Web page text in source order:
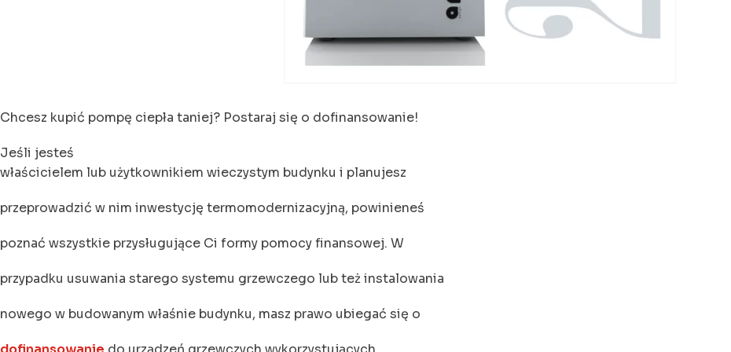
Chcesz kupić pompę ciepła taniej? Postaraj się o dofinansowanie!
Jeśli jesteś
właścicielem lub użytkownikiem wieczystym budynku i planujesz
przeprowadzić w nim inwestycję termomodernizacyjną, powinieneś
poznać wszystkie przysługujące Ci formy pomocy finansowej. W
przypadku usuwania starego systemu grzewczego lub też instalowania
nowego w budowanym właśnie budynku, masz prawo ubiegać się o